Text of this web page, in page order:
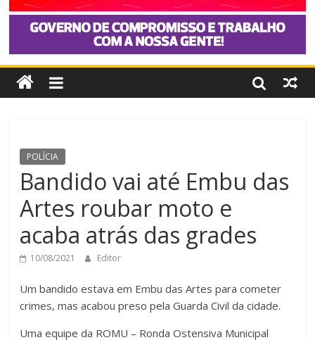
POLÍCIA
Bandido vai até Embu das
Artes roubar moto e
acaba atrás das grades
10/08/2021 Editor
Um bandido estava em Embu das Artes para cometer
crimes, mas acabou preso pela Guarda Civil da cidade.
Uma equipe da ROMU – Ronda Ostensiva Municipal